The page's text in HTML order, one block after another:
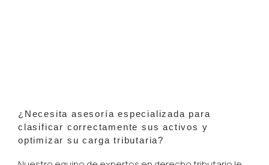
¿Necesita asesoría especializada para
clasificar correctamente sus activos y
optimizar su carga tributaria?